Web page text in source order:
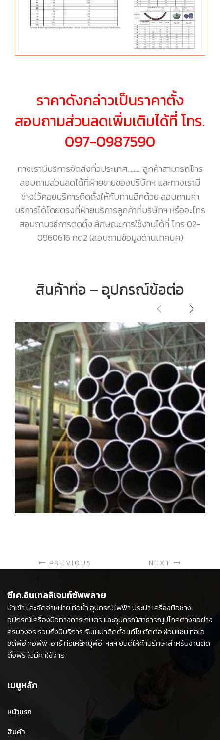
ราคาดังกล่าวเป็นราคาตั้ง
สอบถามส่วนลดเพิ่มเติมได้ที่ โทร.
097-0987590
ทางเรามีบริการจัดส่งทั่วประเทศ……… ลูกค้าสามารถโทร
สอบถามส่วนลดได้ที่ฝ่ายขายของบริษัทฯ และทางเรามี
ช่างไว้คอยบริการติดตั้งให้กับท่านอีกด้วย สอบถามค่า
บริการได้โดยตรงที่ฝ่ายบริการลูกค้าที่บริษัทฯ หรือจะโทร
สอบถามวิธีการติดตั้ง ลักษณะการใช้งานได้ที่ โทร 02-
0960616 กด2 (สอบถามข้อมูลด้านเทคนิค)
สินค้าท่อ – อุปกรณ์ข้อต่อ
ท่อเหล็กดำ
ท่อ - อุปกรณ์ข้อต่อ
PREVIOUS NEXT
ซีเค.อินเทลลิเจนท์ซัพพลาย
นำเข้า และจัดจำหน่าย ท่อน้ำ อุปกรณ์ไฟฟ้า ประปา เครื่องมือช่าง
อุปกรณ์เครื่องมือทางการเกษตร และอุปกรณ์สาธารณูปโภคต่างๆอย่าง
ครบวงจร รวมถึงมีบริการ รับเหมาติดตั้ง แก้ไข ตัดต่อ ซ่อมแซม ท่อเอ
ชดีพีอี ท่อพีพี-อาร์ ท่อเหล็กบุพีอี ฯลฯ ยินดีให้คำปรึกษาสำหรับงานติด
ตั้งฟรี ไม่มีค่าใช้จ่าย
เมนูหลัก
หน้าแรก
สินค้า